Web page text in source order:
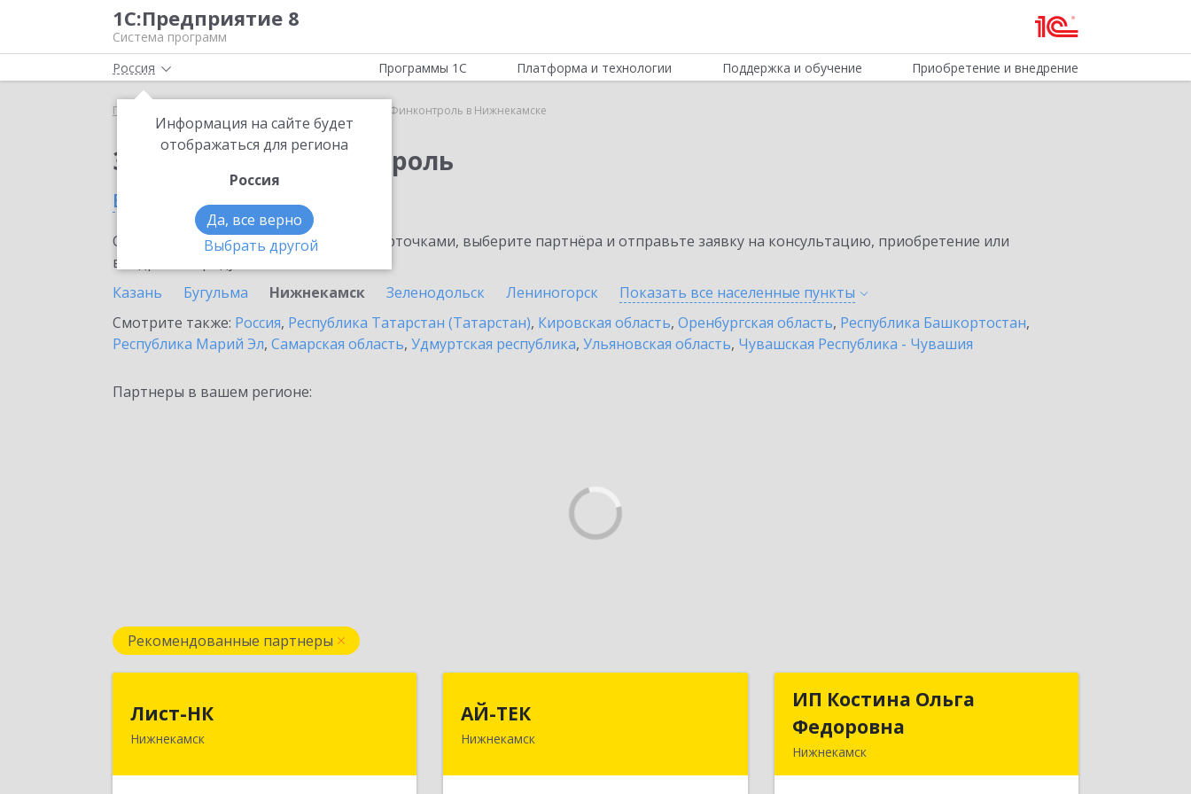
1С:Предприятие 8
Система программ
Россия
Информация на сайте будет
отображаться для региона
Россия
Да, все верно
Выбрать другой
Программы 1С Платформа и технологии Поддержка и обучение Приобретение и внедрение
Главная 1С-Финконтроль в Нижнекамске
Заказать 1С-Финконтроль
в Нижнекамске
Ознакомьтесь с информационными карточками, выберите партнёра и отправьте заявку на консультацию, приобретение или
внедрение продукта.
Казань
Бугульма Нижнекамск Зеленодольск Лениногорск Показать все населенные пункты
Смотрите также: Россия, Республика Татарстан (Татарстан), Кировская область, Оренбургская область, Республика Башкортостан,
Республика Марий Эл, Самарская область, Удмуртская республика, Ульяновская область, Чувашская Республика - Чувашия
Партнеры в вашем регионе:
Рекомендованные партнеры
Лист-НК
Нижнекамск
АЙ-ТЕК
Нижнекамск
ИП Костина Ольга
Федоровна
Нижнекамск
ИП Костина Ольга